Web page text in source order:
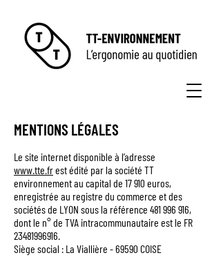
MENTIONS LÉGALES
Le site internet disponible à l’adresse
www.tte.frest édité parla société TT
environnement au capital de 17 910 euros,
enregistrée au registre du commerce et des
sociétés de LYON sous la référence 481 996 916,
dont le n° de TVA intracommunautaire est le FR
23481996916.
Siège social : La Viallière - 69590 COISE